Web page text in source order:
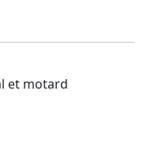
et motard